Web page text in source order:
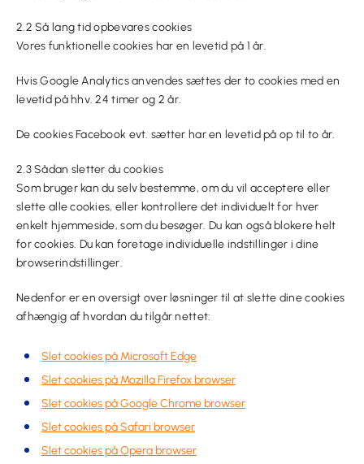
2.2 Så lang tid opbevares cookies
Vores funktionelle cookies har en levetid på 1 år.
Hvis Google Analytics anvendes sættes der to cookies med en
levetid på hhv. 24 timer og 2 år.
De cookies Facebook evt. sætter har en levetid på op til to år.
2.3 Sådan sletter du cookies
Som bruger kan du selv bestemme, om du vil acceptere eller
slette alle cookies, eller kontrollere det individuelt for hver
enkelt hjemmeside, som du besøger. Du kan også blokere helt
for cookies. Du kan foretage individuelle indstillinger i dine
browserindstillinger.
Nedenfor er en oversigt over løsninger til at slette dine cookies
afhængig af hvordan du tilgår nettet:
Slet cookies på Microsoft Edge
Slet cookies på Mozilla Firefox browser
Slet cookies på Google Chrome browser
Slet cookies på Safari browser
Slet cookies på Opera browser